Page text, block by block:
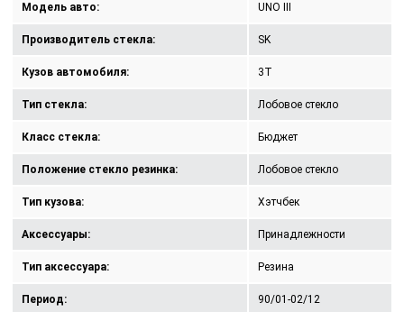
Модель авто: UNO III
Производитель стекла: SK
Кузов автомобиля: 3T
Тип стекла: Лобовое стекло
Класс стекла: Бюджет
Положение стекло резинка: Лобовое стекло
Тип кузова: Хэтчбек
Аксессуары: Принадлежности
Тип аксессуара: Резина
Период: 90/01-02/12